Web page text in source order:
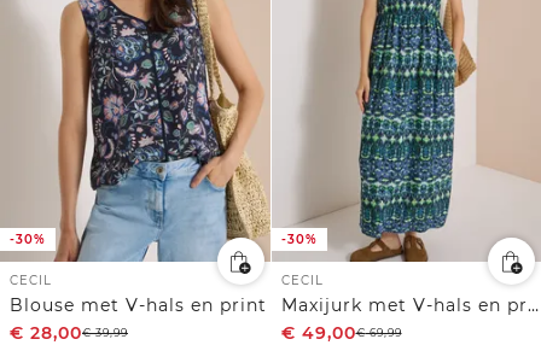
-30%
CECIL
Blouse met V-hals en print
€ 28,00€39,99
-30%
CECIL
Maxijurk met V-hals en print
€ 49,00€69,99